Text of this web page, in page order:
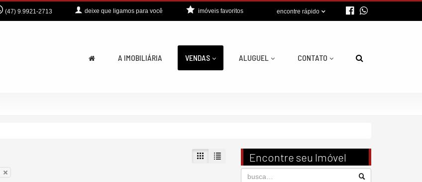
(47) 9.9921-2713 deixe que ligamos para você encontre rápido
imóveis favoritos
A IMOBILIÁRIA VENDAS ALUGUEL CONTATO
Encontre seu Imóvel